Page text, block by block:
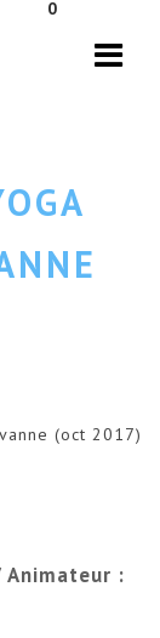
0
(oct 2017)
: